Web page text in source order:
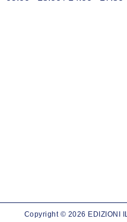
Copyright © 2026 EDIZIONI IL